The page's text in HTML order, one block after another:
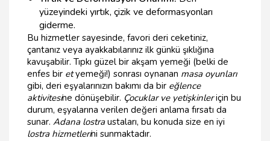
yüzeyindeki yırtık, çizik ve deformasyonları
giderme.
Bu hizmetler sayesinde, favori deri ceketiniz,
çantanız veya ayakkabılarınız ilk günkü şıklığına
kavuşabilir. Tıpkı güzel bir akşam yemeği (belki de
enfes bir etyemeği!) sonrası oynanan masa oyunları
gibi, deri eşyalarınızın bakımı da bir eğlence
aktivitesine dönüşebilir. Çocuklar ve yetişkinleriçin bu
durum, eşyalarına verilen değeri anlama fırsatı da
sunar. Adana lostraustaları, bu konuda size en iyi
lostra hizmetlerini sunmaktadır.